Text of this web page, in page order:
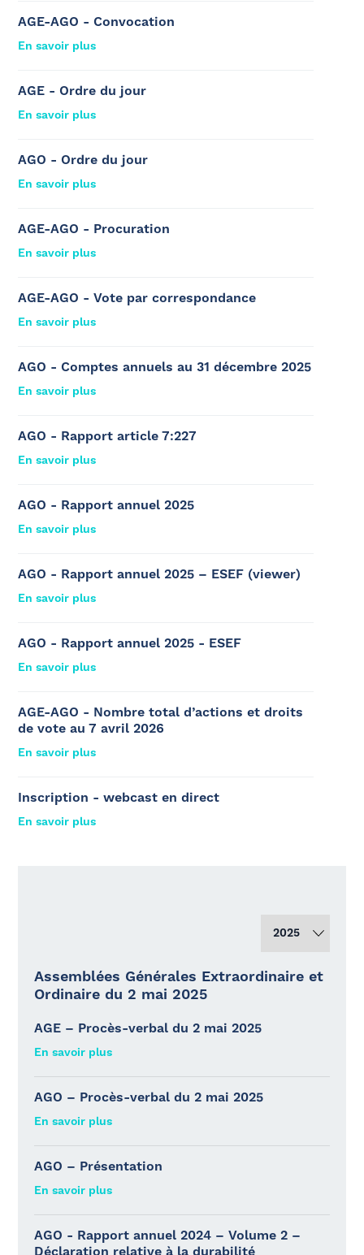
AGE-AGO - Convocation
En savoir plus
AGE - Ordre du jour
En savoir plus
AGO - Ordre du jour
En savoir plus
AGE-AGO - Procuration
En savoir plus
AGE-AGO - Vote par correspondance
En savoir plus
AGO - Comptes annuels au 31 décembre 2025
En savoir plus
AGO - Rapport article 7:227
En savoir plus
AGO - Rapport annuel 2025
En savoir plus
AGO - Rapport annuel 2025 – ESEF (viewer)
En savoir plus
AGO - Rapport annuel 2025 - ESEF
En savoir plus
AGE-AGO - Nombre total d’actions et droits
de vote au 7 avril 2026
En savoir plus
Inscription - webcast en direct
En savoir plus
Assemblées Générales Extraordinaire et
Ordinaire du 2 mai 2025
AGE – Procès-verbal du 2 mai 2025
En savoir plus
AGO – Procès-verbal du 2 mai 2025
En savoir plus
AGO – Présentation
En savoir plus
AGO - Rapport annuel 2024 – Volume 2 –
Déclaration relative à la durabilité